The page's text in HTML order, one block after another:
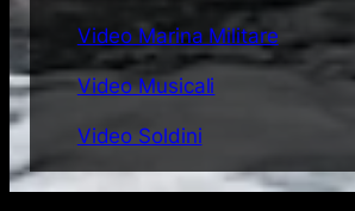
Video Marina Militare
Video Musicali
Video Soldini